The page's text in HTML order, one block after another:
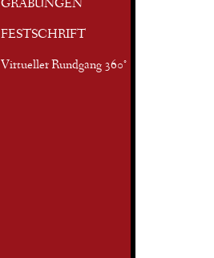
GRABUNGEN
FESTSCHRIFT
Virtueller Rundgang 360°